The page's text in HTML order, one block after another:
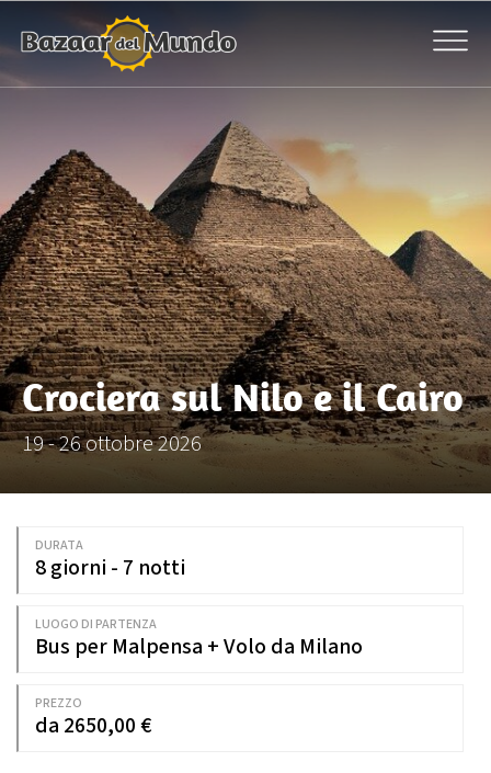
19 - 26 ottobre 2026
Crociera sul Nilo e il Cairo
DURATA
8 giorni - 7 notti
LUOGO DI PARTENZA
Bus per Malpensa + Volo da Milano
PREZZO
da 2650,00 €